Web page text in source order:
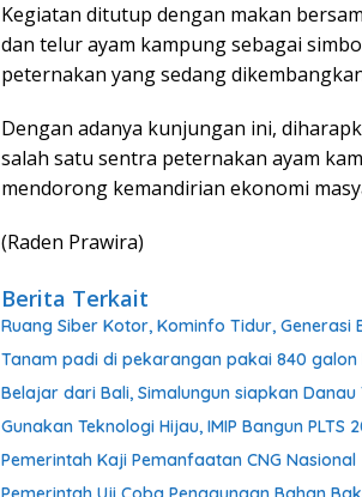
Kegiatan ditutup dengan makan
dan telur ayam kampung sebagai
peternakan yang sedang
Dengan adanya kunjungan ini,
salah satu sentra peternakan ayam
mendorong kemandirian ekonomi
(Raden Prawira)
Berita Terkait
Ruang Siber Kotor, Kominfo Tidur, Generasi
Tanam padi di pekarangan pakai 840
Belajar dari Bali, Simalungun siapkan
Gunakan Teknologi Hijau, IMIP Bangun PLTS
Pemerintah Kaji Pemanfaatan CNG Nasional